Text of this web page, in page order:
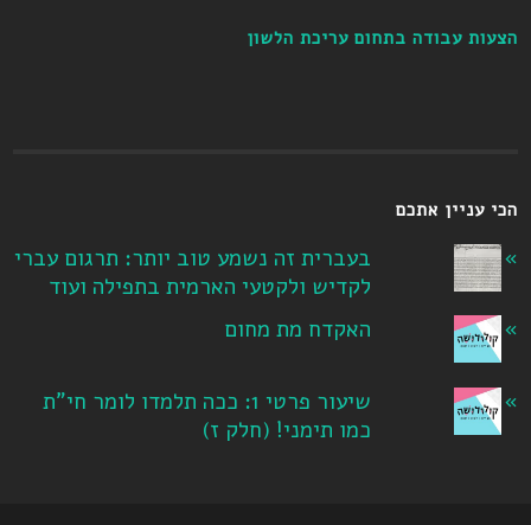
הצעות עבודה בתחום עריכת הלשון
הכי עניין אתכם
בעברית זה נשמע טוב יותר: תרגום עברי
לקדיש ולקטעי הארמית בתפילה ועוד
האקדח מת מחום
שיעור פרטי 1: ככה תלמדו לומר חי"ת
כמו תימני! ‏(חלק ז‏)